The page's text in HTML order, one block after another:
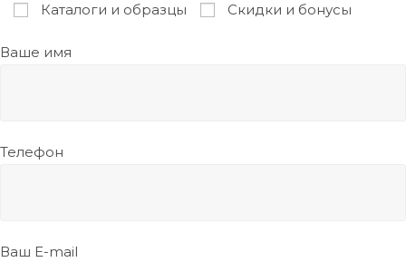
Каталоги и образцы
Скидки и бонусы
Ваше имя
Телефон
Ваш E-mail